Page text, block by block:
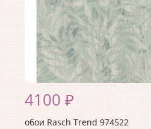
4100 ₽
обои Rasch Trend 974522